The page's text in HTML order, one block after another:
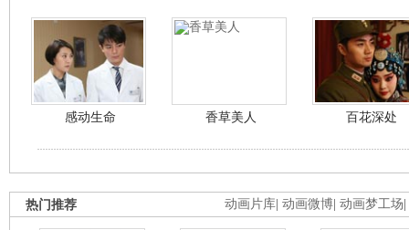
感动生命 香草美人 百花深处
动画片库 动画微博 动画梦工场
热门推荐